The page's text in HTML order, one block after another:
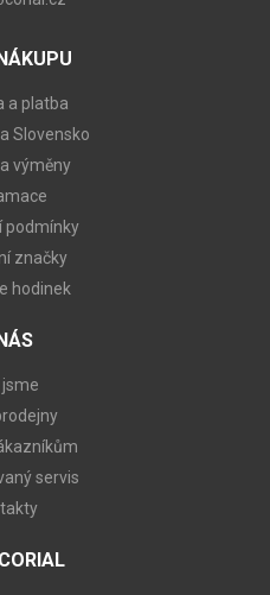
a platba
Slovensko
výměny
podmínky
značky
hodinek
jsme
servis